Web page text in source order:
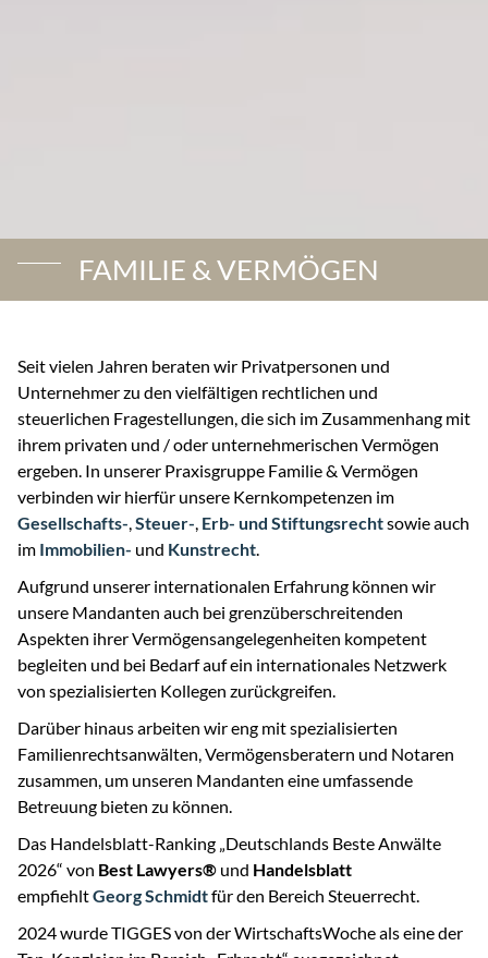
FAMILIE & VERMÖGEN
Seit vielen Jahren beraten wir Privatpersonen und
Unternehmer zu den vielfältigen rechtlichen und
steuerlichen Fragestellungen, die sich im Zusammenhang mit
ihrem privaten und / oder unternehmerischen Vermögen
ergeben. In unserer Praxisgruppe Familie & Vermögen
verbinden wir hierfür unsere Kernkompetenzen im
Gesellschafts-,Steuer-, Erb- und Stiftungsrechtsowie auch
im Immobilien- und Kunstrecht.
Aufgrund unserer internationalen Erfahrung können wir
unsere Mandanten auch bei grenzüberschreitenden
Aspekten ihrer Vermögensangelegenheiten kompetent
begleiten und bei Bedarf auf ein internationales Netzwerk
von spezialisierten Kollegen zurückgreifen.
Darüber hinaus arbeiten wir eng mit spezialisierten
Familienrechtsanwälten, Vermögensberatern und Notaren
zusammen, um unseren Mandanten eine umfassende
Betreuung bieten zu können.
Das Handelsblatt-Ranking „Deutschlands Beste Anwälte
2026“ von Best Lawyers® und Handelsblatt
empfiehltGeorg Schmidtfür den Bereich Steuerrecht.
2024 wurde TIGGES von der WirtschaftsWoche als eine der